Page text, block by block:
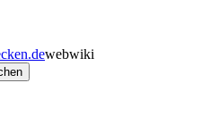
webwiki